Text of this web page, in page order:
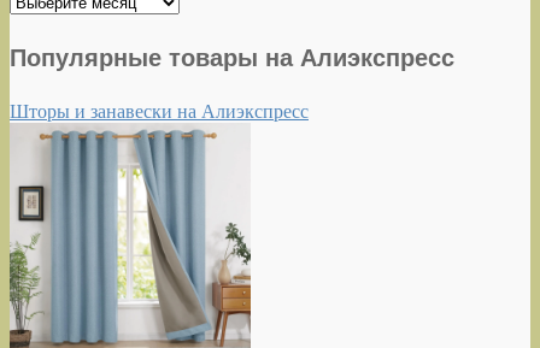
Популярные товары на Алиэкспресс
Шторы и занавески на Алиэкспресс